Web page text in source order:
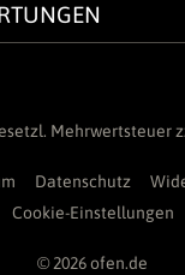
Mehrwertsteuer
Datenschutz
Cookie-Einstellungen
© 2026 ofen.de